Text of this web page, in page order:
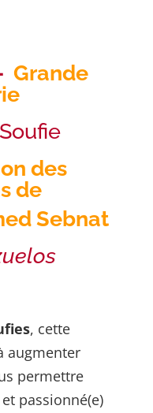
Grande
des
de
Sebnat
, cette
augmenter
permettre
passionné(e)